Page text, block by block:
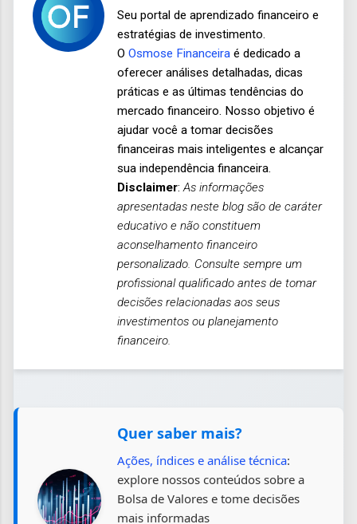
Seu portal de aprendizado financeiro e
estratégias de investimento.
O Osmose Financeira é dedicado a
oferecer análises detalhadas, dicas
práticas e as últimas tendências do
mercado financeiro. Nosso objetivo é
ajudar você a tomar decisões
financeiras mais inteligentes e alcançar
sua independência financeira.
Disclaimer:As informações
apresentadas neste blog são de caráter
educativo e não constituem
aconselhamento financeiro
personalizado. Consulte sempre um
profissional qualificado antes de tomar
decisões relacionadas aos seus
investimentos ou planejamento
financeiro.
Quer saber mais?
Ações, índices e análise técnica:
explore nossos conteúdos sobre a
Bolsa de Valores e tome decisões
mais informadas